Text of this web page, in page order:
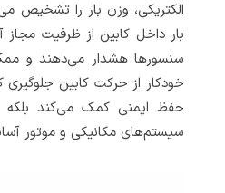
الکتریکی، وزن بار را تشخیص
بار داخل کابین از ظرفیت مجاز
سنسورها هشدار می‌دهند و
خودکار از حرکت کابین جلوگیری
حفظ ایمنی کمک می‌کند بلکه
سیستم‌های مکانیکی و موتور